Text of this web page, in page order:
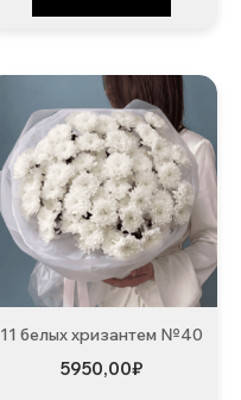
11 белых хризантем №40
5950,00₽